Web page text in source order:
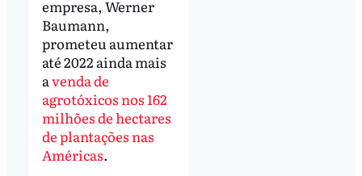
empresa, Werner
Baumann,
prometeu aumentar
até 2022 ainda mais
avenda de
agrotóxicos nos 162
milhões de hectares
de plantações nas
Américas.